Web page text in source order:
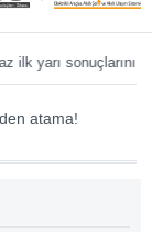
sonuçlarını
atama!